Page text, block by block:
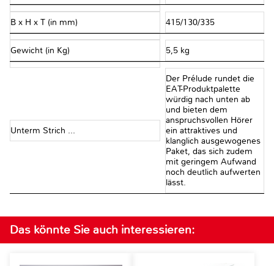
B x H x T (in mm) 415/130/335
Gewicht (in Kg) 5,5 kg
Unterm Strich ...
Der Prélude rundet die
EAT-Produktpalette
würdig nach unten ab
und bieten dem
anspruchsvollen Hörer
ein attraktives und
klanglich ausgewogenes
Paket, das sich zudem
mit geringem Aufwand
noch deutlich aufwerten
lässt.
Das könnte Sie auch interessieren: